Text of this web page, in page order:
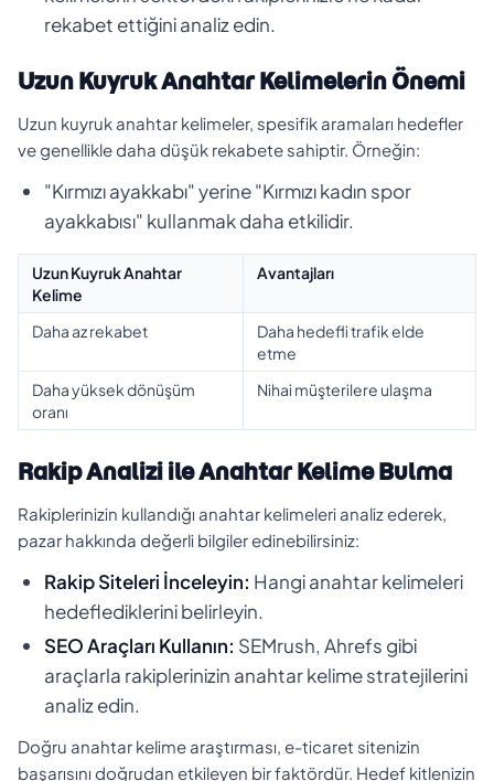
rekabet ettiğini analiz edin.
Uzun Kuyruk Anahtar Kelimelerin Önemi
Uzun kuyruk anahtar kelimeler, spesifik aramaları hedefler
ve genellikle daha düşük rekabete sahiptir. Örneğin:
"Kırmızı ayakkabı" yerine "Kırmızı kadın spor
ayakkabısı" kullanmak daha etkilidir.
Uzun Kuyruk Anahtar
Kelime
Avantajları
Daha az rekabet
Daha hedefli trafik elde
etme
Daha yüksek dönüşüm
oranı
Nihai müşterilere ulaşma
Rakip Analizi ile Anahtar Kelime Bulma
Rakiplerinizin kullandığı anahtar kelimeleri analiz ederek,
pazar hakkında değerli bilgiler edinebilirsiniz:
Rakip Siteleri İnceleyin: Hangi anahtar kelimeleri
hedeflediklerini belirleyin.
SEO Araçları Kullanın: SEMrush, Ahrefs gibi
araçlarla rakiplerinizin anahtar kelime stratejilerini
analiz edin.
Doğru anahtar kelime araştırması, e-ticaret sitenizin
başarısını doğrudan etkileyen bir faktördür. Hedef kitlenizin